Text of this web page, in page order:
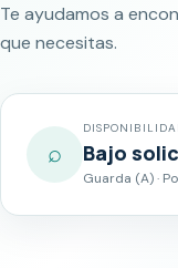
Te ayudamos a
que necesitas.
⌕ Bajo
Guarda (A) ·